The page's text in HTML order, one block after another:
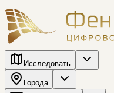
Исследовать
Города